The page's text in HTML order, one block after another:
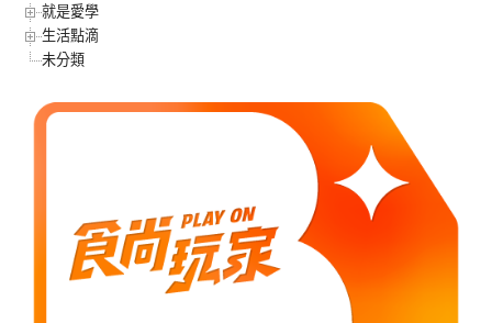
就是愛學
生活點滴
未分類